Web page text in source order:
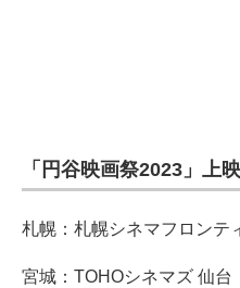
「円谷映画祭2023」上
札幌：札幌シネマフロンテ
宮城：TOHOシネマズ 仙台